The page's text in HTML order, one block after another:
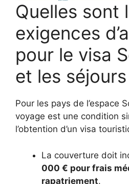
Quelles sont
exigences
pour le visa
et les
Pour les pays de l’espace
voyage est une condition
l’obtention d’un visa
La couverture doit
000 € pour frais
rapatriement.